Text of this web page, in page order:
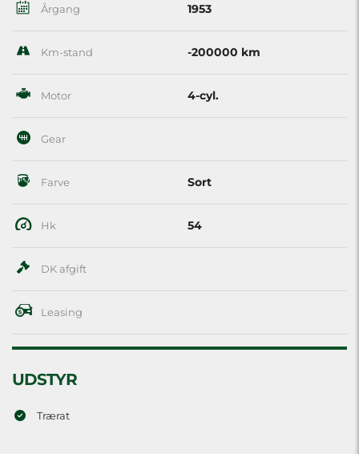
Årgang 1953
Km-stand -200000 km
Motor 4-cyl.
Gear
Farve Sort
Hk 54
DK afgift
Leasing
UDSTYR
Trærat